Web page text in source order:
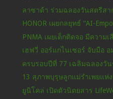
ลาซาด้า ร่วมฉลองวันสตรีสา
HONOR เผยกลยุทธ์ “AI-
PNMA เผยเด็กติดจอ มีควา
เฮฟวี่ ออร์แกไนเซอร์ จับมือ
ครบรอบปีที่ 77 เฉลิมฉลองวั
13 สุภาพบุรุษลูกแม่รำเพยแห่
ยูนิโคล่ เปิดตัวนิตยสาร